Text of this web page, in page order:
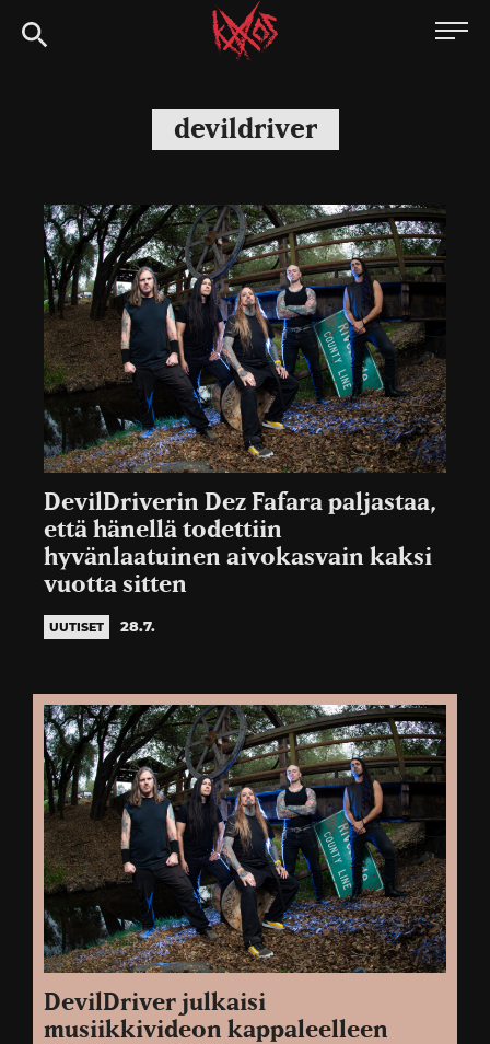
Siirry
suoraan
Kaaoszine
devildriver
DevilDriverin Dez Fafara paljastaa,
että hänellä todettiin
hyvänlaatuinen aivokasvain kaksi
vuotta sitten
UUTISET 28.7.
DevilDriver julkaisi
musiikkivideon kappaleelleen